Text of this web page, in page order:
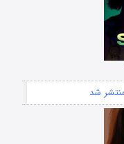
شد